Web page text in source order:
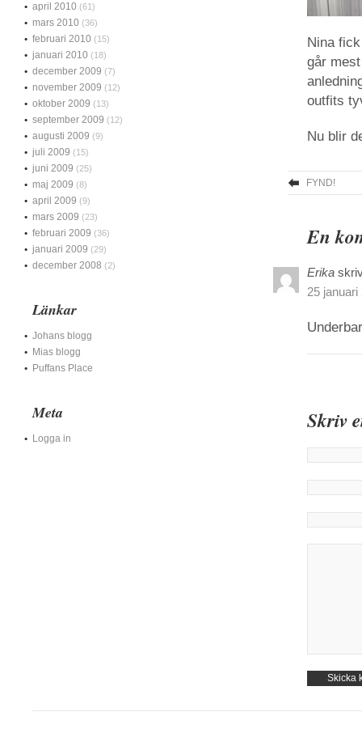
Nina
går
outfits
Nu blir
FYND!
En
Erika
25 januari
Skriv
april 2010 (61)
mars 2010 (36)
februari 2010 (15)
januari 2010 (18)
december 2009 (7)
november 2009 (12)
oktober 2009 (13)
september 2009 (12)
augusti 2009 (9)
juli 2009 (15)
juni 2009 (25)
maj 2009 (8)
april 2009 (9)
mars 2009 (23)
februari 2009 (36)
januari 2009 (29)
december 2008 (2)
Länkar
Johans blogg
Mias blogg
Puffans Place
Meta
Logga in